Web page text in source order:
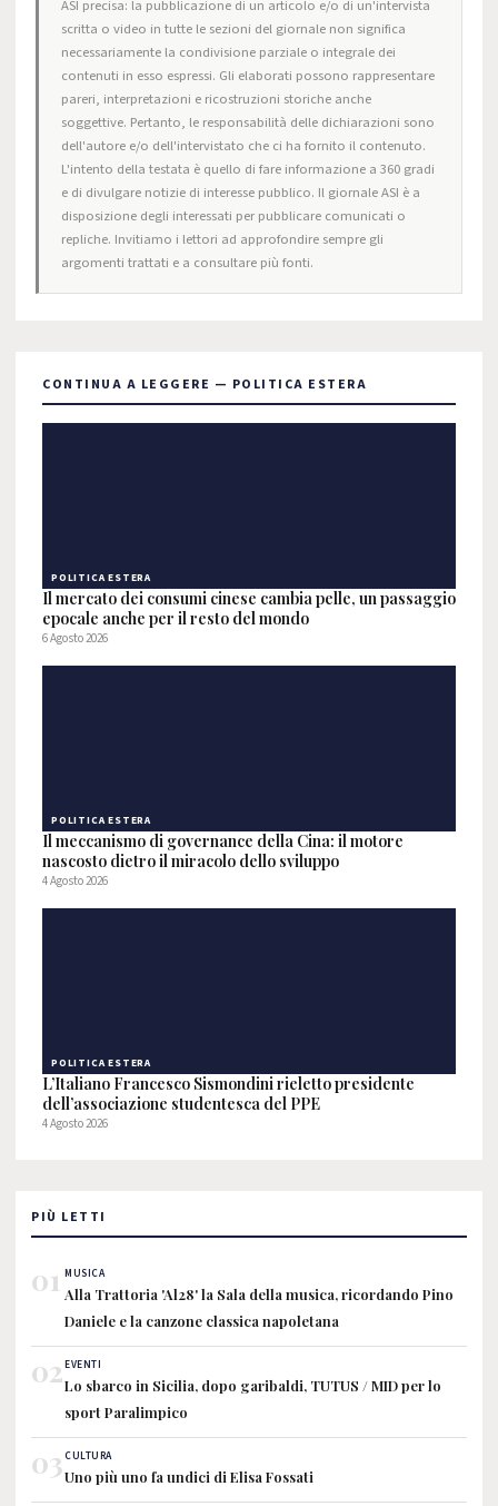
ASI precisa: la pubblicazione di un articolo e/o di un'intervista
scritta o video in tutte le sezioni del giornale non significa
necessariamente la condivisione parziale o integrale dei
contenuti in esso espressi. Gli elaborati possono rappresentare
pareri, interpretazioni e ricostruzioni storiche anche
soggettive. Pertanto, le responsabilità delle dichiarazioni sono
dell'autore e/o dell'intervistato che ci ha fornito il contenuto.
L'intento della testata è quello di fare informazione a 360 gradi
e di divulgare notizie di interesse pubblico. Il giornale ASI è a
disposizione degli interessati per pubblicare comunicati o
repliche. Invitiamo i lettori ad approfondire sempre gli
argomenti trattati e a consultare più fonti.
CONTINUA A LEGGERE — POLITICA ESTERA
POLITICA ESTERA
Il mercato dei consumi cinese cambia pelle, un passaggio
epocale anche per il resto del mondo
6 Agosto 2026
POLITICA ESTERA
Il meccanismo di governance della Cina: il motore
nascosto dietro il miracolo dello sviluppo
4 Agosto 2026
POLITICA ESTERA
L’Italiano Francesco Sismondini rieletto presidente
dell’associazione studentesca del PPE
4 Agosto 2026
PIÙ LETTI
01 MUSICA
Alla Trattoria 'Al28' la Sala della musica, ricordando Pino
Daniele e la canzone classica napoletana
02EVENTI
Lo sbarco in Sicilia, dopo garibaldi, TUTUS / MID per lo
sport Paralimpico
03CULTURA
Uno più uno fa undici di Elisa Fossati